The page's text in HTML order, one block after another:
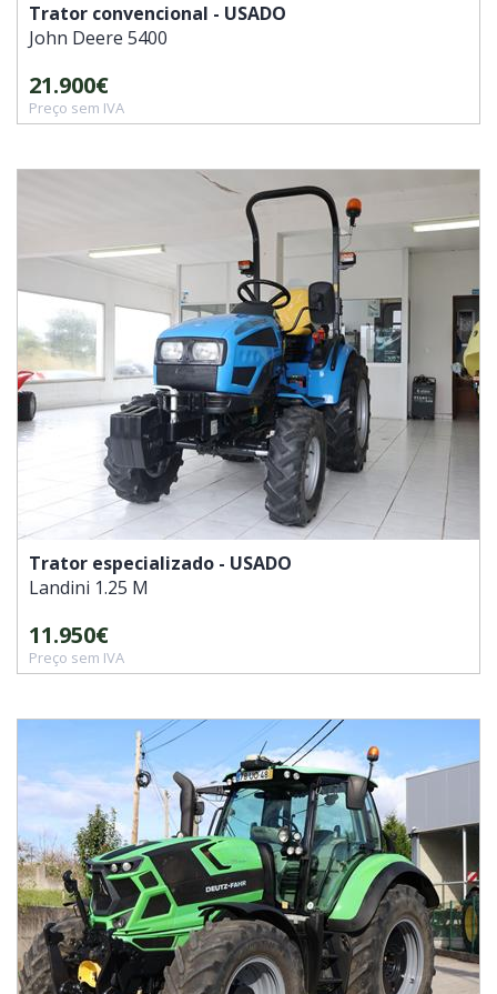
Trator convencional - USADO
John Deere 5400
21.900€
Preço sem IVA
Trator especializado - USADO
Landini 1.25 M
11.950€
Preço sem IVA